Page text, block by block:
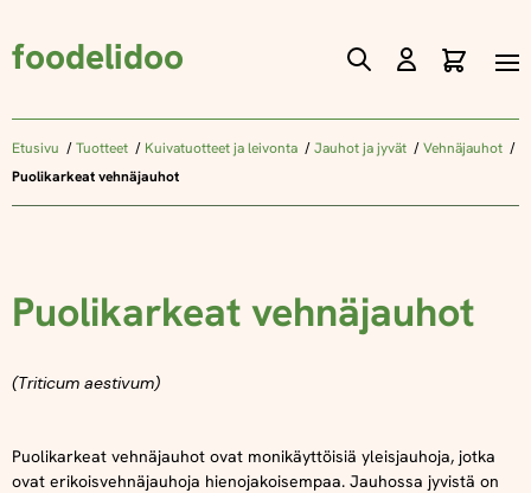
foodelidoo
Skip
Content
Etusivu Tuotteet Kuivatuotteet ja leivonta Jauhot ja jyvät
Vehnäjauhot
Puolikarkeat vehnäjauhot
Puolikarkeat vehnäjauhot
(Triticum aestivum)
Puolikarkeat vehnäjauhot ovat monikäyttöisiä yleisjauhoja, jotka
ovat erikoisvehnäjauhoja hienojakoisempaa. Jauhossa jyvistä on